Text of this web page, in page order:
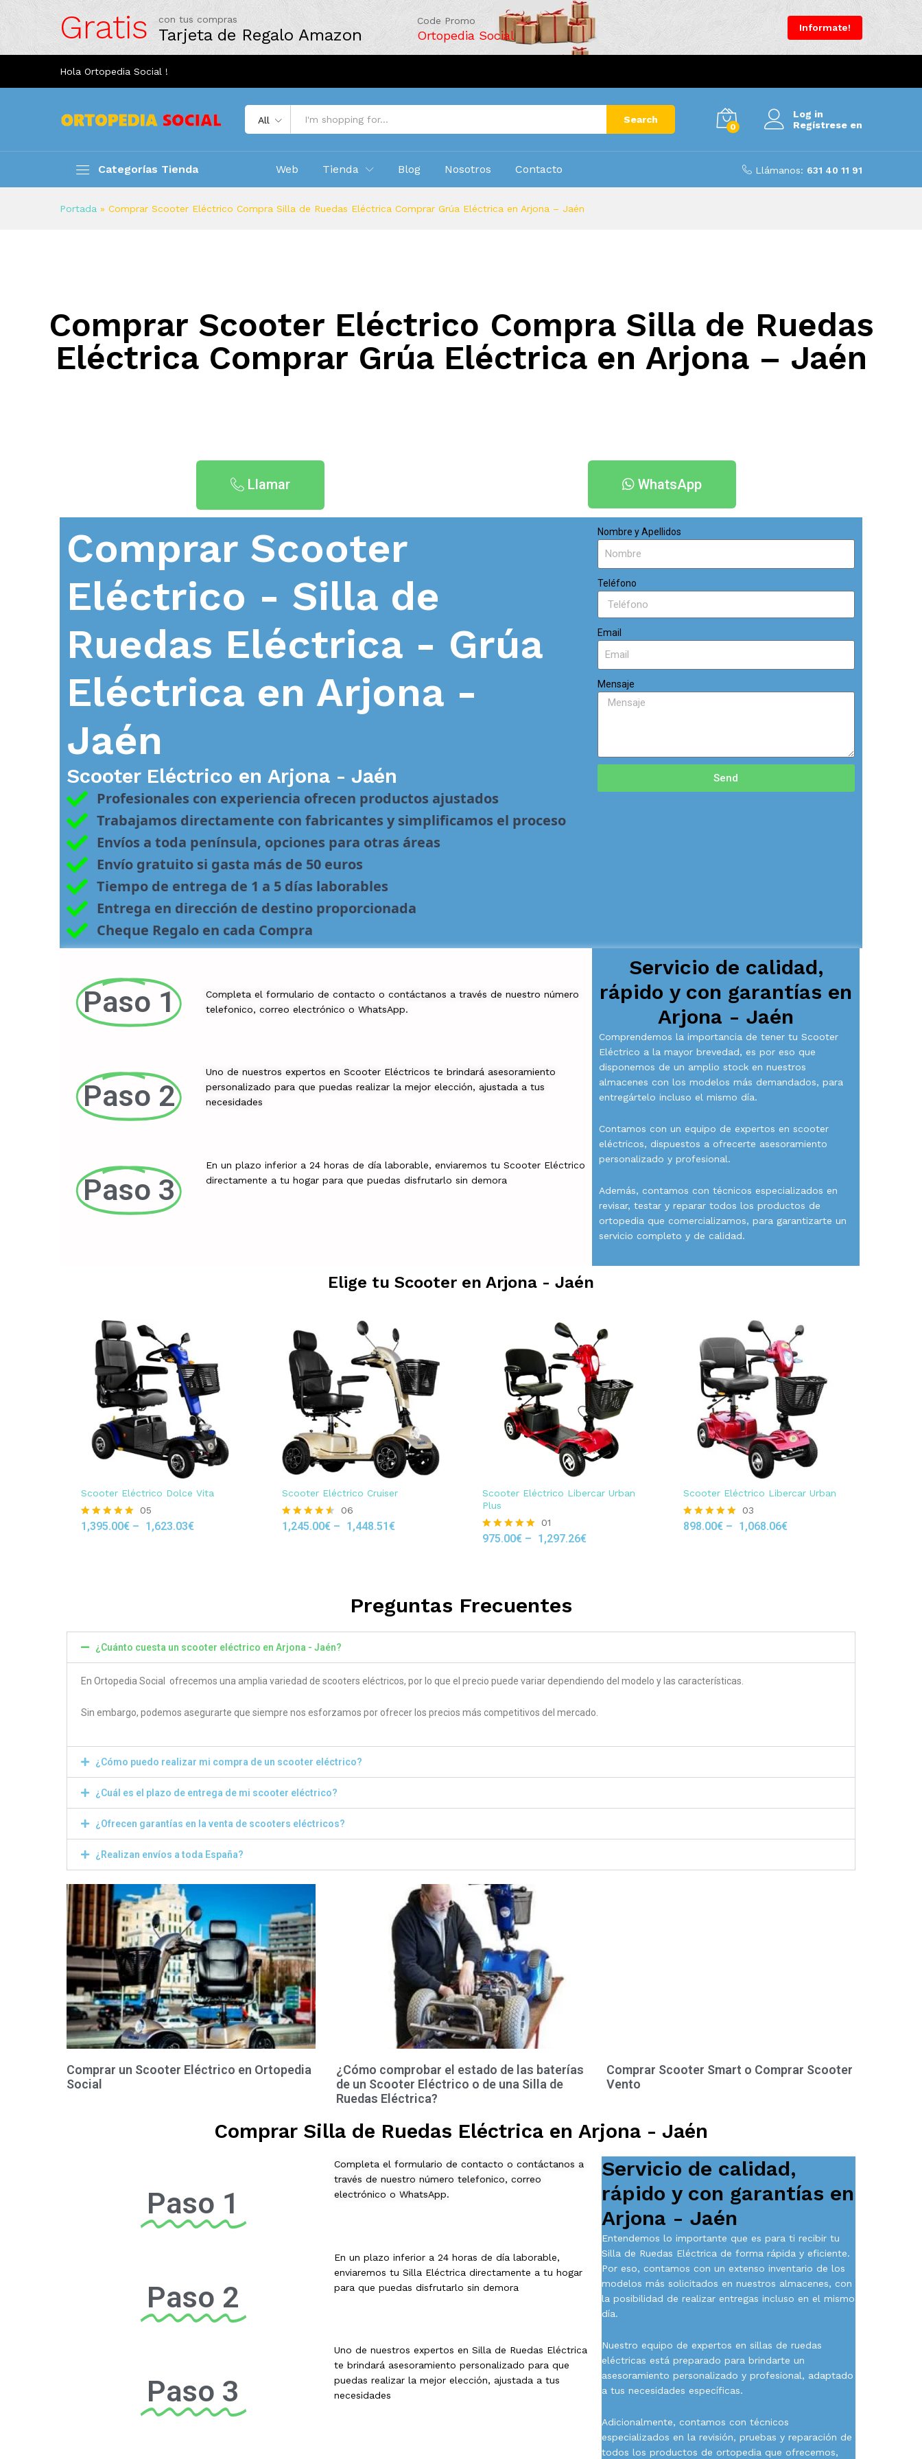
Gratis con tus compras
Tarjeta de Regalo Amazon
Code Promo
Ortopedia Social
Informate!
Hola Ortopedia Social !
All Search
0
Log in
Regístrese en
Categorías Tienda Web Tienda Blog Nosotros Contacto Llámanos: 631 40 11 91
Portada » Comprar Scooter Eléctrico Compra Silla de Ruedas Eléctrica Comprar Grúa Eléctrica en Arjona – Jaén
Comprar Scooter Eléctrico Compra Silla de Ruedas
Eléctrica Comprar Grúa Eléctrica en Arjona – Jaén
Llamar WhatsApp
Comprar Scooter
Eléctrico - Silla de
Ruedas Eléctrica - Grúa
Eléctrica en Arjona -
Jaén
Scooter Eléctrico en Arjona - Jaén
Profesionales con experiencia ofrecen productos ajustados
Trabajamos directamente con fabricantes y simplificamos el proceso
Envíos a toda península, opciones para otras áreas
Envío gratuito si gasta más de 50 euros
Tiempo de entrega de 1 a 5 días laborables
Entrega en dirección de destino proporcionada
Cheque Regalo en cada Compra
Nombre y Apellidos
Teléfono
Email
Mensaje
Send
Paso 1
Paso 2
Paso 3
Completa el formulario de contacto o contáctanos a través de nuestro número
telefonico, correo electrónico o WhatsApp.
Uno de nuestros expertos en Scooter Eléctricos te brindará asesoramiento
personalizado para que puedas realizar la mejor elección, ajustada a tus
necesidades
En un plazo inferior a 24 horas de día laborable, enviaremos tu Scooter Eléctrico
directamente a tu hogar para que puedas disfrutarlo sin demora
Servicio de calidad,
rápido y con garantías en
Arjona - Jaén
Comprendemos la importancia de tener tu Scooter
Eléctrico a la mayor brevedad, es por eso que
disponemos de un amplio stock en nuestros
almacenes con los modelos más demandados, para
entregártelo incluso el mismo día.
Contamos con un equipo de expertos en scooter
eléctricos, dispuestos a ofrecerte asesoramiento
personalizado y profesional.
Además, contamos con técnicos especializados en
revisar, testar y reparar todos los productos de
ortopedia que comercializamos, para garantizarte un
servicio completo y de calidad.
Elige tu Scooter en Arjona - Jaén
Scooter Eléctrico Dolce Vita
Rated
05
1,395.00€ – 1,623.03€
Scooter Eléctrico Cruiser
Rated
06
1,245.00€– 1,448.51€
Scooter Eléctrico Libercar Urban
Plus
Rated
01
975.00€ – 1,297.26€
Scooter Eléctrico Libercar Urban
Rated
03
898.00€– 1,068.06€
Preguntas Frecuentes
¿Cuánto cuesta un scooter eléctrico en Arjona - Jaén?
En Ortopedia Social ofrecemos una amplia variedad de scooters eléctricos, por lo que el precio puede variar dependiendo del modelo y las características.
Sin embargo, podemos asegurarte que siempre nos esforzamos por ofrecer los precios más competitivos del mercado.
¿Cómo puedo realizar mi compra de un scooter eléctrico?
¿Cuál es el plazo de entrega de mi scooter eléctrico?
¿Ofrecen garantías en la venta de scooters eléctricos?
¿Realizan envíos a toda España?
Comprar un Scooter Eléctrico en Ortopedia
Social
¿Cómo comprobar el estado de las baterías
de un Scooter Eléctrico o de una Silla de
Ruedas Eléctrica?
Comprar Scooter Smart o Comprar Scooter
Vento
Comprar Silla de Ruedas Eléctrica en Arjona - Jaén
Paso 1
Paso 2
Paso 3
Completa el formulario de contacto o contáctanos a
través de nuestro número telefonico, correo
electrónico o WhatsApp.
En un plazo inferior a 24 horas de día laborable,
enviaremos tu Silla Eléctrica directamente a tu hogar
para que puedas disfrutarlo sin demora
Uno de nuestros expertos en Silla de Ruedas Eléctrica
te brindará asesoramiento personalizado para que
puedas realizar la mejor elección, ajustada a tus
necesidades
Servicio de calidad,
rápido y con garantías en
Arjona - Jaén
Entendemos lo importante que es para ti recibir tu
Silla de Ruedas Eléctrica de forma rápida y eficiente.
Por eso, contamos con un extenso inventario de los
modelos más solicitados en nuestros almacenes, con
la posibilidad de realizar entregas incluso en el mismo
día.
Nuestro equipo de expertos en sillas de ruedas
eléctricas está preparado para brindarte un
asesoramiento personalizado y profesional, adaptado
a tus necesidades específicas.
Adicionalmente, contamos con técnicos
especializados en la revisión, pruebas y reparación de
todos los productos de ortopedia que ofrecemos,